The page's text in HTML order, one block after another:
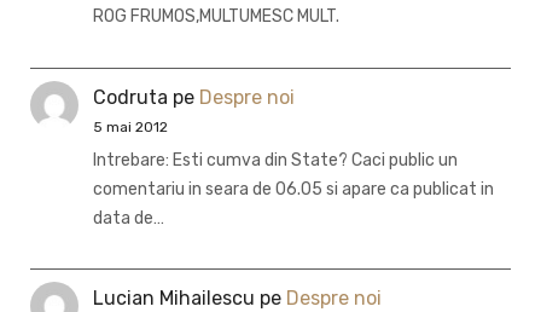
ROG FRUMOS,MULTUMESC MULT.
Codruta pe Despre noi
5 mai 2012
Intrebare: Esti cumva din State? Caci public un
comentariu in seara de 06.05 si apare ca publicat in
data de…
Lucian Mihailescu pe Despre noi